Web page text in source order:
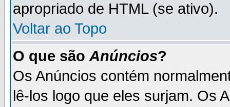
apropriado de HTML (se ativo).
Voltar ao Topo
O que são Anúncios?
Os Anúncios contém
lê-los logo que eles surjam. Os